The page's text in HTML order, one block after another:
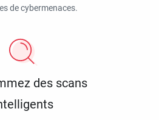
de cybermenaces.
des scans